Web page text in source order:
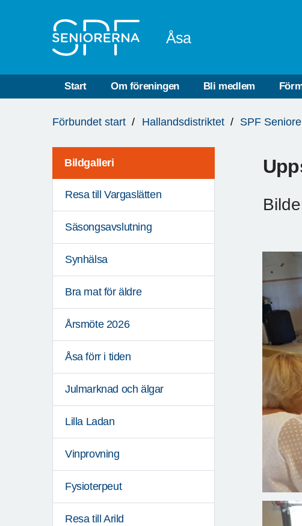
Åsa
Start Om föreningen Bli medlem
är
Förbundet start Hallandsdistriktet SPF
Bildgalleri
Resa till Vargaslätten
Säsongsavslutning
Synhälsa
Bra mat för äldre
Årsmöte 2026
Åsa förr i tiden
Julmarknad och älgar
Lilla Ladan
Vinprovning
Fysioterpeut
Resa till Arild